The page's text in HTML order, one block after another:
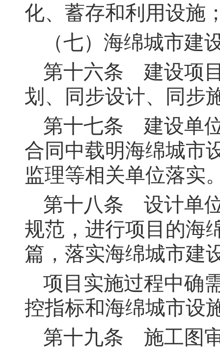
化、蓄存和利用设施
（七）海绵城市建
第十六条 建设项
划、同步设计、同步
第十七条 建设单
合同中载明海绵城市
监理等相关单位落实
第十八条 设计单
规范，进行项目的海
篇，落实海绵城市建
项目实施过程中确
控指标和海绵城市设
第十九条 施工图